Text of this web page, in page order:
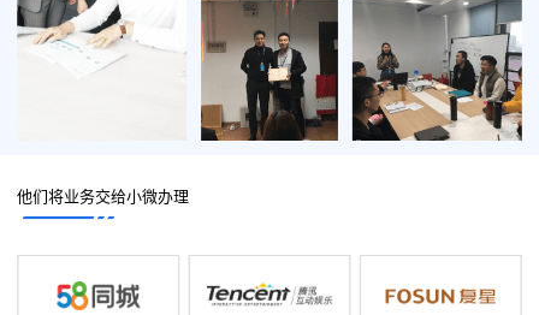
他们将业务交给小微办理